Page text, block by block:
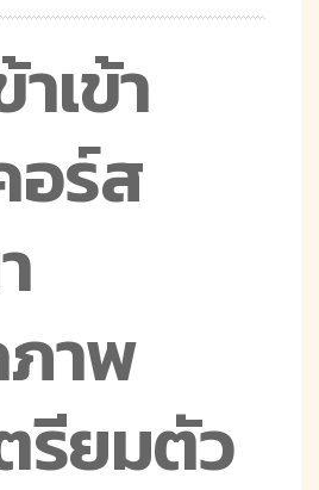
เข้า
อร์ส
าพ
รียมตัว